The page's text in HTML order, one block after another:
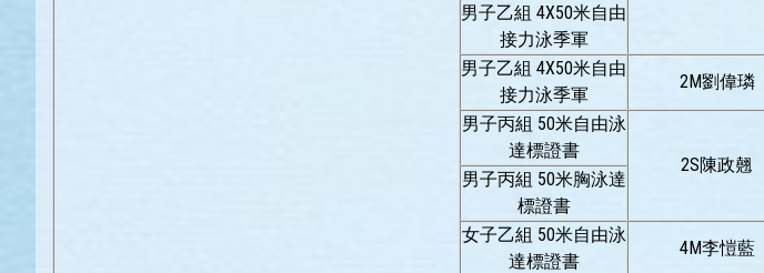
男子乙組 4X50米自由
接力泳季軍
男子乙組 4X50米自由
接力泳季軍
2M劉偉璘
男子丙組 50米自由泳
達標證書
2S陳政翹
男子丙組 50米胸泳達
標證書
女子乙組 50米自由泳
達標證書
4M李愷藍